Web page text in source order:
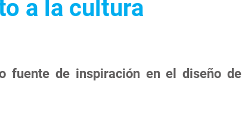
a la cultura
fuente de inspiración en el diseño de